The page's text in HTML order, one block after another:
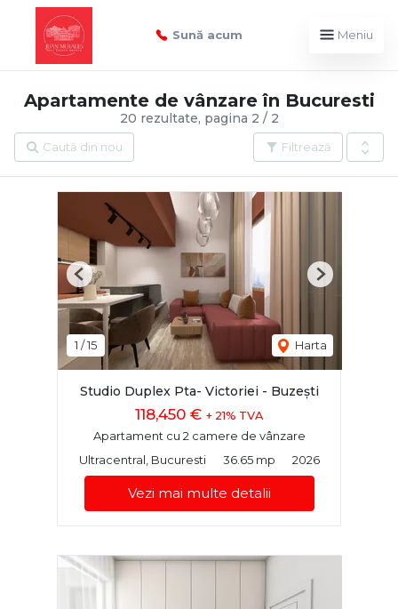
Sună acum Meniu
20 rezultate, pagina 2 / 2
Apartamente de vânzare în Bucuresti
Filtrează
Caută din nou
1 /15 Harta
Previous Next
Studio Duplex Pta- Victoriei - Buzești
118,450 € + 21% TVA
Apartament cu 2 camere de vânzare
Ultracentral, Bucuresti
36.65 mp 2026
Vezi mai multe detalii